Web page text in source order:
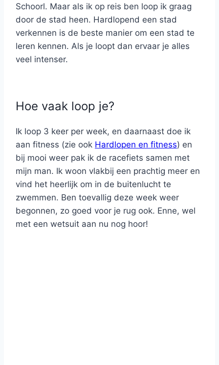
Schoorl. Maar als ik op reis ben loop ik graag
door de stad heen. Hardlopend een stad
verkennen is de beste manier om een stad te
leren kennen. Als je loopt dan ervaar je alles
veel intenser.
Hoe vaak loop je?
Ik loop 3 keer per week, en daarnaast doe ik
aan fitness (zie ook Hardlopen en fitness) en
bij mooi weer pak ik de racefiets samen met
mijn man. Ik woon vlakbij een prachtig meer en
vind het heerlijk om in de buitenlucht te
zwemmen. Ben toevallig deze week weer
begonnen, zo goed voor je rug ook. Enne, wel
met een wetsuit aan nu nog hoor!